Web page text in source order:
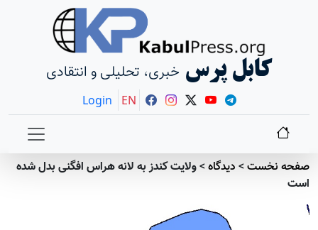
کابل پرس خبری، تحلیلی و انتقادی
Login EN
صفحه نخست> دیدگاه>ولایت کندز به لانه هراس افگنی بدل شده
است